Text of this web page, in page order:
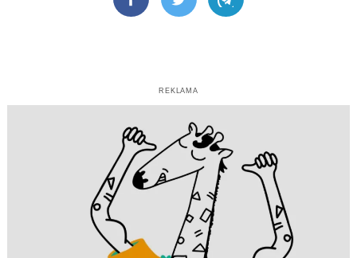
FacebookTwitter Telegram
REKLAMA